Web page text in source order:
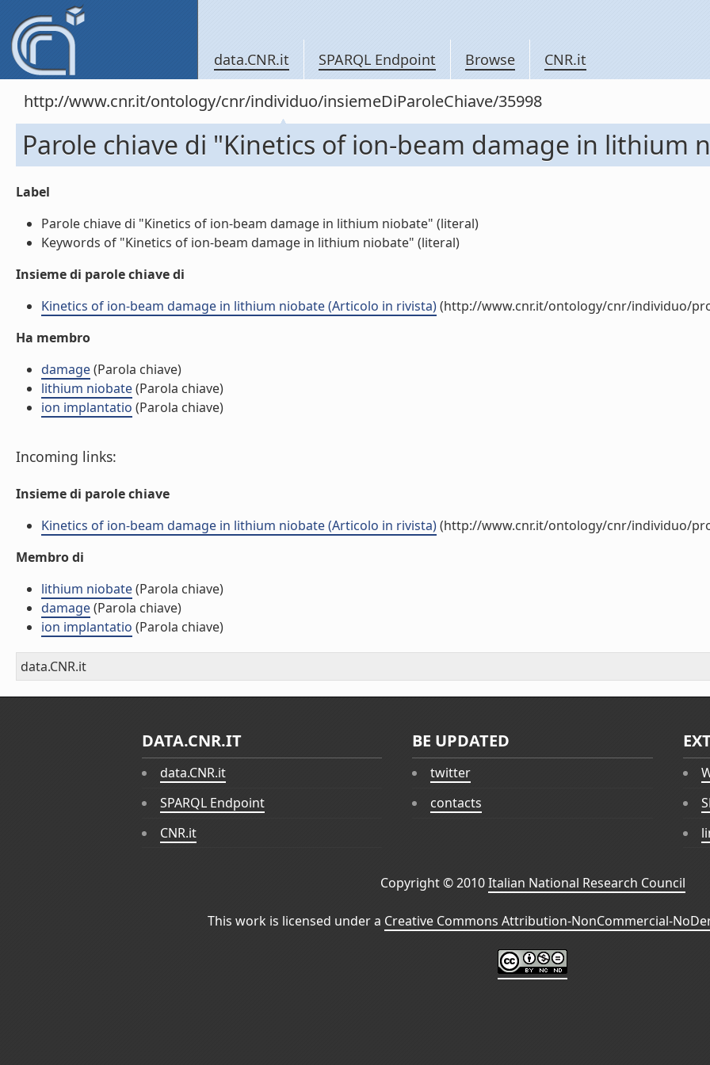
data.CNR.it SPARQL Endpoint Browse CNR.it
http://www.cnr.it/ontology/cnr/individuo/insiemeDiParoleChiave/35998
Parole chiave di "Kinetics of ion-beam damage in lithium
Label
Parole chiave di "Kinetics of ion-beam damage in lithium niobate" (literal)
Keywords of "Kinetics of ion-beam damage in lithium niobate" (literal)
Insieme di parole chiave di
Kinetics of ion-beam damage in lithium niobate (Articolo in rivista)(http://www.cnr.it/ontology/cnr/individuo/
Ha membro
damage(Parola chiave)
lithium niobate(Parola chiave)
ion implantatio (Parola chiave)
Incoming links:
Insieme di parole chiave
Kinetics of ion-beam damage in lithium niobate (Articolo in rivista)(http://www.cnr.it/ontology/cnr/individuo/
Membro di
lithium niobate(Parola chiave)
damage(Parola chiave)
ion implantatio (Parola chiave)
data.CNR.it
DATA.CNR.IT
data.CNR.it
SPARQL Endpoint
CNR.it
BE UPDATED
twitter
contacts
Copyright © 2010Italian National Research Council
This work is licensed under a Creative Commons Attribution-NonCommercial-